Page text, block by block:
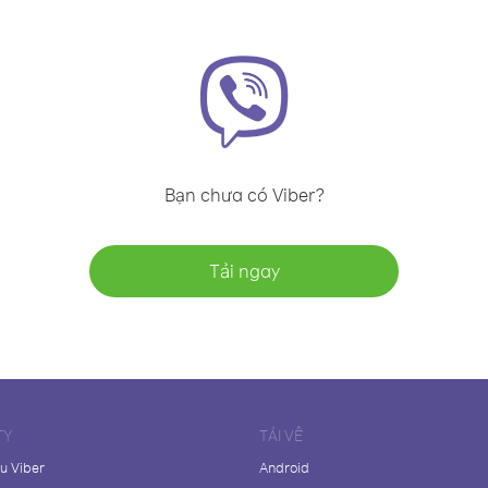
Bạn chưa có Viber?
Tải ngay
Viber
TẢI VỀ
Android